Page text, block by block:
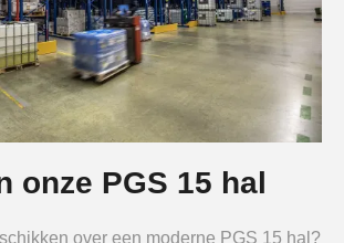
onze PGS 15 hal
over een moderne PGS 15 hal?